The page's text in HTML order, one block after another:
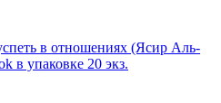
в отношениях (Ясир Аль-
в упаковке 20 экз.